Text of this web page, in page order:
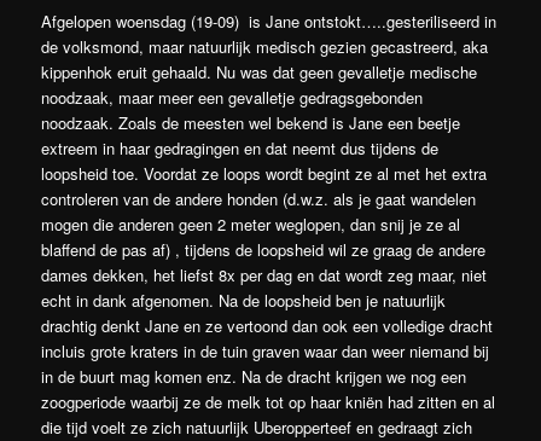
Afgelopen woensdag (19-09) is Jane ontstokt…..gesteriliseerd in
de volksmond, maar natuurlijk medisch gezien gecastreerd, aka
kippenhok eruit gehaald. Nu was dat geen gevalletje medische
noodzaak, maar meer een gevalletje gedragsgebonden
noodzaak. Zoals de meesten wel bekend is Jane een beetje
extreem in haar gedragingen en dat neemt dus tijdens de
loopsheid toe. Voordat ze loops wordt begint ze al met het extra
controleren van de andere honden (d.w.z. als je gaat wandelen
mogen die anderen geen 2 meter weglopen, dan snij je ze al
blaffend de pas af) , tijdens de loopsheid wil ze graag de andere
dames dekken, het liefst 8x per dag en dat wordt zeg maar, niet
echt in dank afgenomen. Na de loopsheid ben je natuurlijk
drachtig denkt Jane en ze vertoond dan ook een volledige dracht
incluis grote kraters in de tuin graven waar dan weer niemand bij
in de buurt mag komen enz. Na de dracht krijgen we nog een
zoogperiode waarbij ze de melk tot op haar kniën had zitten en al
die tijd voelt ze zich natuurlijk Uberopperteef en gedraagt zich